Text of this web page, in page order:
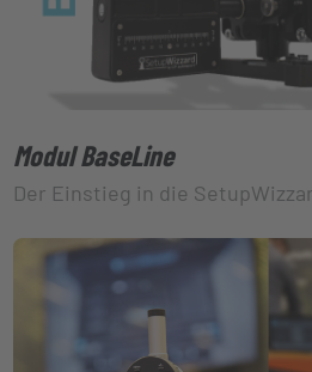
Modul BaseLine
Der Einstieg in die